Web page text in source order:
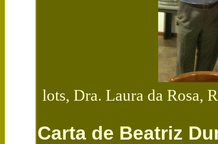
lots, Dra. Laura da Rosa,
Carta de Beatriz